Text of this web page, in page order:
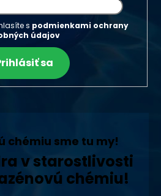
s podmienkami ochrany
údajov
sa
chémiu sme tu my!
v starostlivosti
chémiu!